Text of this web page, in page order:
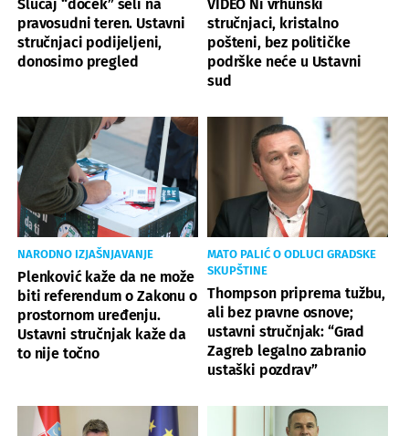
Slučaj “doček” seli na
pravosudni teren. Ustavni
stručnjaci podijeljeni,
donosimo pregled
VIDEO Ni vrhunski
stručnjaci, kristalno
pošteni, bez političke
podrške neće u Ustavni
sud
NARODNO IZJAŠNJAVANJE
Plenković kaže da ne može
biti referendum o Zakonu o
prostornom uređenju.
Ustavni stručnjak kaže da
to nije točno
MATO PALIĆ O ODLUCI GRADSKE
SKUPŠTINE
Thompson priprema tužbu,
ali bez pravne osnove;
ustavni stručnjak: “Grad
Zagreb legalno zabranio
ustaški pozdrav”